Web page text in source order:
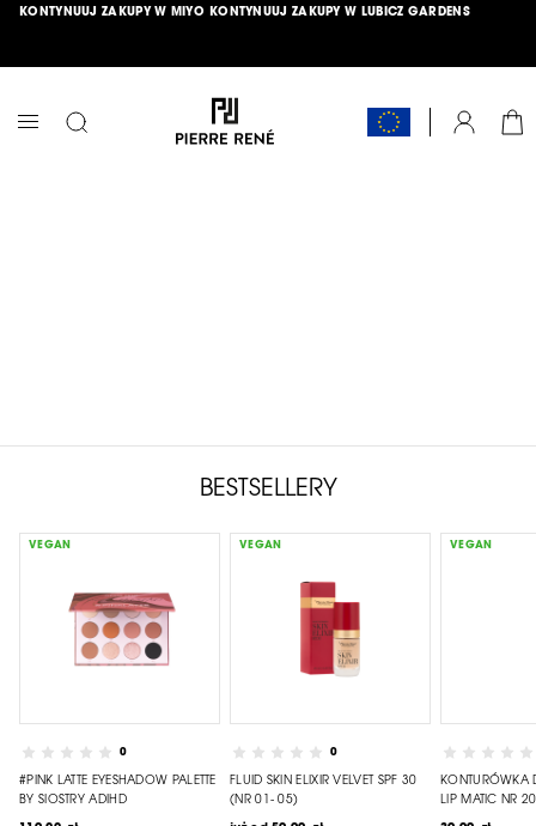
DO
KONTYNUUJ ZAKUPY W MIYO KONTYNUUJ ZAKUPY W LUBICZ GARDENS
BESTSELLERY
VEGAN
0
#PINK LATTE EYESHADOW PALETTE
BY SIOSTRY ADIHD
VEGAN
0
FLUID SKIN ELIXIR VELVET SPF 30
(NR 01- 05)
VEGAN
KONTURÓWKA
LIP MATIC NR 20